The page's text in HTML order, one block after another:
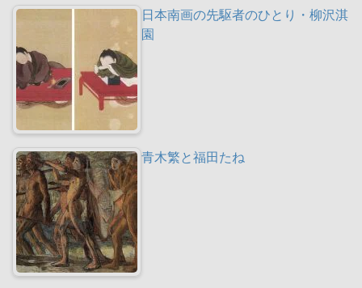
日本南画の先駆者のひとり・柳沢淇
園
青木繁と福田たね